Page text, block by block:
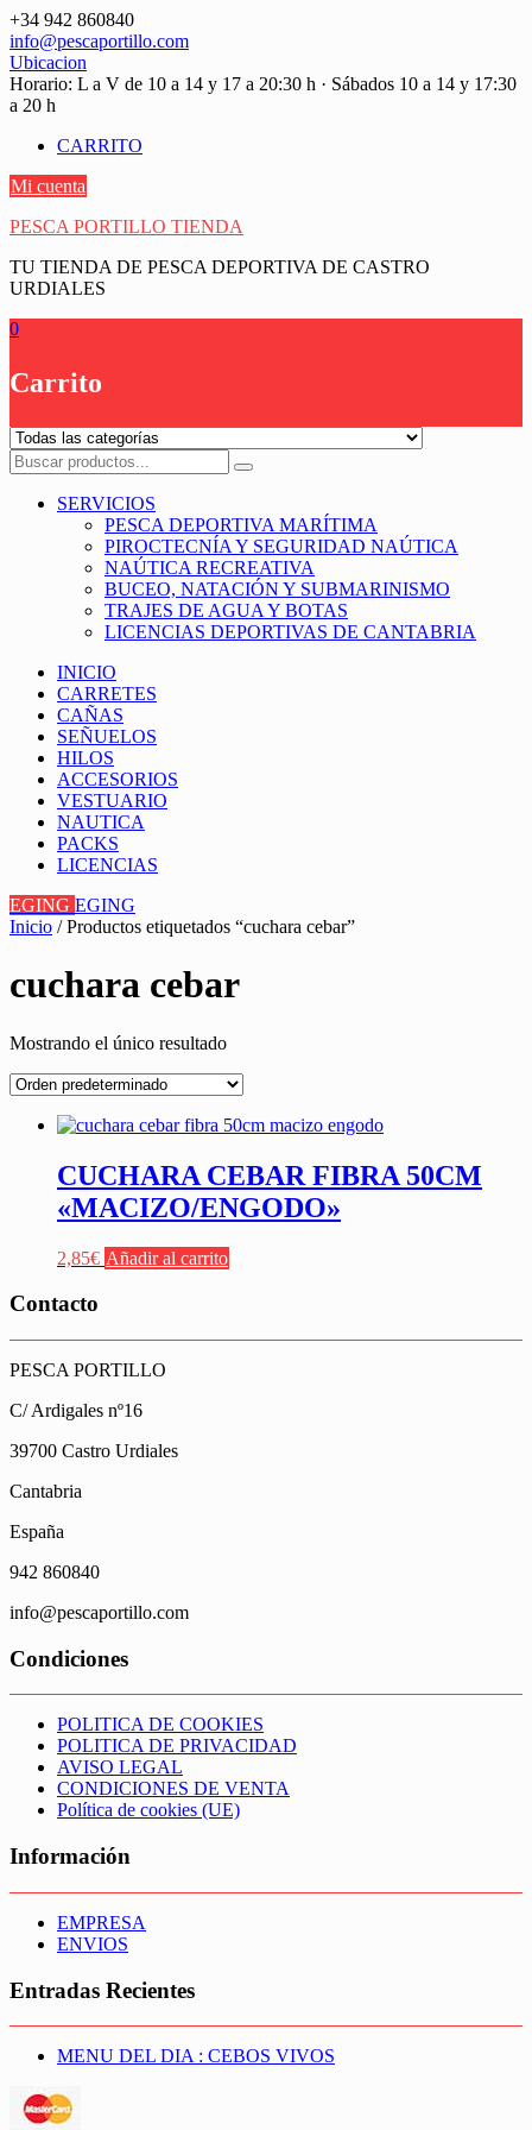
Saltar
contenido
+34 942 860840
info@pescaportillo.com
Ubicacion
Horario: L a V de 10 a 14 y 17 a 20:30 h · Sábados 10 a 14 y 17:30
a 20 h
CARRITO
Mi cuenta
PESCA PORTILLO TIENDA
TU TIENDA DE PESCA DEPORTIVA DE CASTRO
URDIALES
0
Carrito
SERVICIOS
PESCA DEPORTIVA MARÍTIMA
PIROCTECNÍA Y SEGURIDAD NAÚTICA
NAÚTICA RECREATIVA
BUCEO, NATACIÓN Y SUBMARINISMO
TRAJES DE AGUA Y BOTAS
LICENCIAS DEPORTIVAS DE CANTABRIA
INICIO
CARRETES
CAÑAS
SEÑUELOS
HILOS
ACCESORIOS
VESTUARIO
NAUTICA
PACKS
LICENCIAS
EGING EGING
Inicio / Productos etiquetados “cuchara cebar”
cuchara cebar
Mostrando el único resultado
CUCHARA CEBAR FIBRA 50CM
«MACIZO/ENGODO»
2,85€ Añadir al carrito
Contacto
PESCA PORTILLO
C/ Ardigales nº16
39700 Castro Urdiales
Cantabria
España
942 860840
info@pescaportillo.com
Condiciones
POLITICA DE COOKIES
POLITICA DE PRIVACIDAD
AVISO LEGAL
CONDICIONES DE VENTA
Política de cookies (UE)
Información
EMPRESA
ENVIOS
Entradas Recientes
MENU DEL DIA : CEBOS VIVOS